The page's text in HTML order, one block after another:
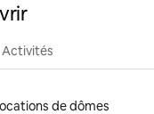
Activités
de dômes